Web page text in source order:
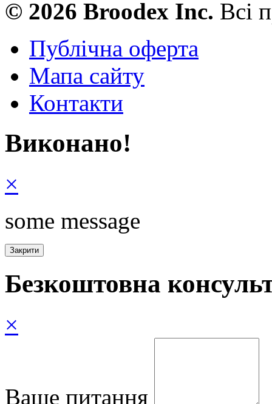
© 2026 Broodex Inc. Всі
Публічна оферта
Мапа сайту
Контакти
Виконано!
×
some message
Безкоштовна
×
Ваше питання